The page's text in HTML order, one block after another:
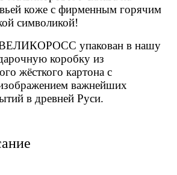
коже с фирменным горячим
символикой!
упакован в нашу
коробку из
жёсткого картона с
важнейших
в древней Руси.